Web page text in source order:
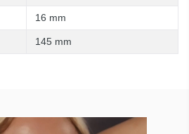
16 mm
145 mm